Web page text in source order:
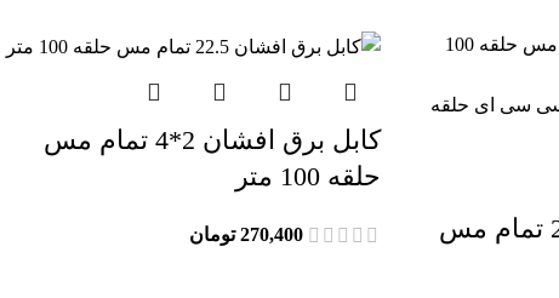
کابل برق افشان 4*2.5 تمام مس
کابل برق افشان 2*4 تمام مس
حلقه 100 متر
270,400 تومان